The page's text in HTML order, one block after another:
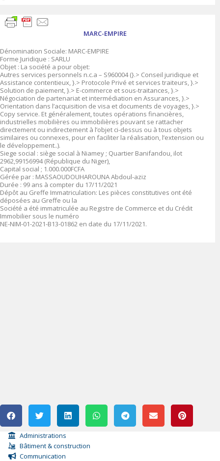
MARC-EMPIRE
Dénomination Sociale: MARC-EMPIRE
Forme Juridique : SARLU
Objet : La société a pour objet:
Autres services personnels n.c.a – S960004 (}.> Conseil juridique et
Assistance contentieux, }.> Protocole Privé et services traiteurs, }.>
Solution de paiement, }.> E-commerce et sous-traitances, }.>
Négociation de partenariat et intermédiation en Assurances, }.>
Orientation dans l’acquisition de visa et documents de voyages, }.>
Copy service. Et généralement, toutes opérations financières,
industrielles mobilières ou immobilières pouvant se rattacher
directement ou indirectement à l’objet ci-dessus ou à tous objets
similaires ou connexes, pour en faciliter la réalisation, l’extension ou
le développement..).
Siege social : siège social à Niamey ; Quartier Banifandou, ilot
2962,99156994 (République du Niger),
Capital social ; 1.000.000FCFA
Gérée par : MASSAOUDOUHAROUNA Abdoul-aziz
Durée : 99 ans à compter du 17/11/2021
Dépôt au Greffe Immatriculation: Les pièces constitutives ont été
déposées au Greffe ou la
Société a été immatriculée au Registre de Commerce et du Crédit
Immobilier sous le numéro
NE-NIM-01-2021-B13-01862 en date du 17/11/2021.
Administrations
Bâtiment & construction
Communication